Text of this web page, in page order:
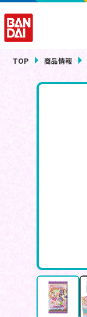
TOP 商品情報